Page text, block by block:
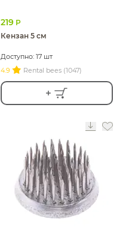
219 Р
Кензан 5 см
Доступно: 17 шт
4.9
Rental bees (1047)